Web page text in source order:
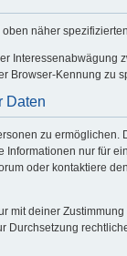
näher
Browser-Kennung zu
Daten
zu
nur für
oder kontaktiere
deiner